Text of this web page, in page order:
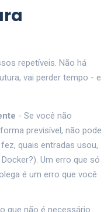
repetíveis. Não há
vai perder tempo - e
- Se você não
previsível, não pode
quais entradas usou,
Um erro que só
é um erro que você
que não é necessário.